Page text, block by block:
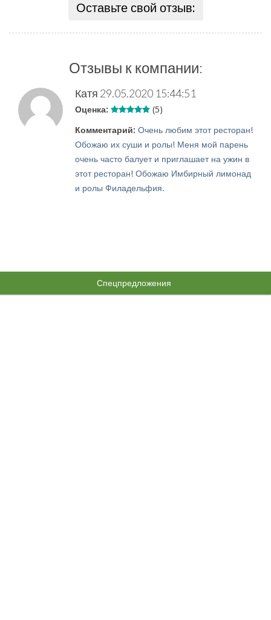
Оставьте свой отзыв:
Отзывы к компании:
Катя 29.05.2020 15:44:51
Оценка: (5)
Комментарий: Очень любим этот ресторан!
Обожаю их суши и ролы! Меня мой парень
очень часто балует и приглашает на ужин в
этот ресторан! Обожаю Имбирный лимонад
и ролы Филадельфия.
Спецпредложения